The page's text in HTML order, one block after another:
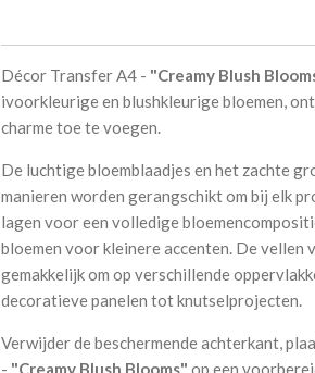
Décor Transfer A4 - "Creamy Blush
ivoorkleurige en blushkleurige bloemen,
charme toe te voegen.
De luchtige bloemblaadjes en het zachte
manieren worden gerangschikt om bij elk
lagen voor een volledige
bloemen voor kleinere accenten. De vellen
gemakkelijk om op verschillende
decoratieve panelen tot knutselprojecten.
Verwijder de beschermende achterkant,
- "Creamy Blush Blooms" op een